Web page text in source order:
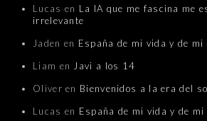
Lucas en La IA que me fascina me
irrelevante
Jaden en España de mi vida y de mi
Liam en Javi a los 14
Oliver en Bienvenidos a la era del
Lucas en España de mi vida y de mi